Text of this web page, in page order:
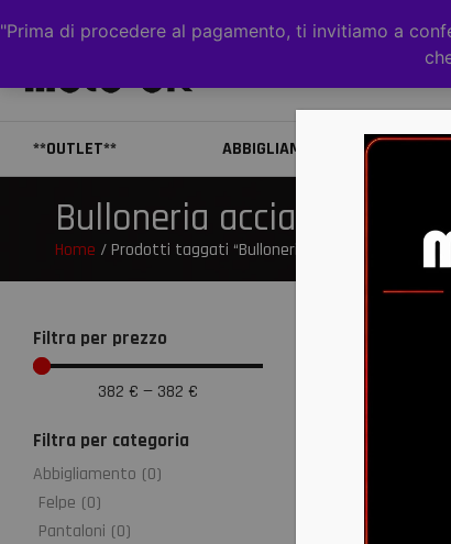
"Prima di procedere al pagamento, ti invitiamo a
**OUTLET** ABBIGLIAMENTO
Bulloneria acciaio 10.9
Home / Prodotti taggati “Bulloneria acciaio 10.9”
Filtra per prezzo
382 € — 382 €
Filtra per categoria
Abbigliamento (0)
Felpe (0)
Pantaloni (0)